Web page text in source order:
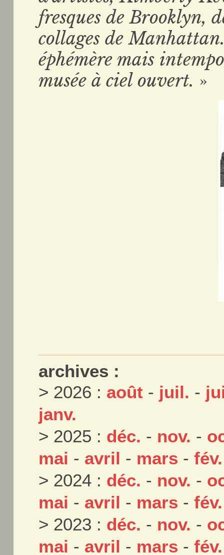
fresques de Brooklyn,
collages de
éphémère mais
musée à ciel ouvert. »
archives :
> 2026 : août - juil. -
janv.
> 2025 : déc. - nov. -
mai - avril - mars -fév.
> 2024 : déc. - nov. -
mai - avril - mars -fév.
> 2023 : déc. - nov. -
mai - avril - mars -fév.